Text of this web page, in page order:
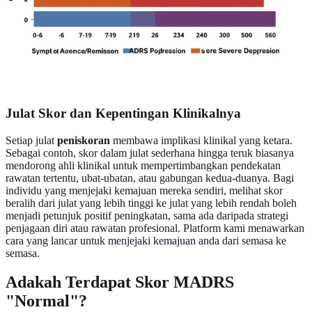
Julat Skor dan Kepentingan Klinikalnya
Setiap julat peniskoran membawa implikasi klinikal yang ketara.
Sebagai contoh, skor dalam julat sederhana hingga teruk biasanya
mendorong ahli klinikal untuk mempertimbangkan pendekatan
rawatan tertentu, ubat-ubatan, atau gabungan kedua-duanya. Bagi
individu yang menjejaki kemajuan mereka sendiri, melihat skor
beralih dari julat yang lebih tinggi ke julat yang lebih rendah boleh
menjadi petunjuk positif peningkatan, sama ada daripada strategi
penjagaan diri atau rawatan profesional. Platform kami menawarkan
cara yang lancar untuk menjejaki kemajuan anda dari semasa ke
semasa.
Adakah Terdapat Skor MADRS
"Normal"?